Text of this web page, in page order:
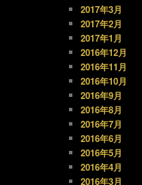
2017年3月
2017年2月
2017年1月
2016年12月
2016年11月
2016年10月
2016年9月
2016年8月
2016年7月
2016年6月
2016年5月
2016年4月
2016年3月